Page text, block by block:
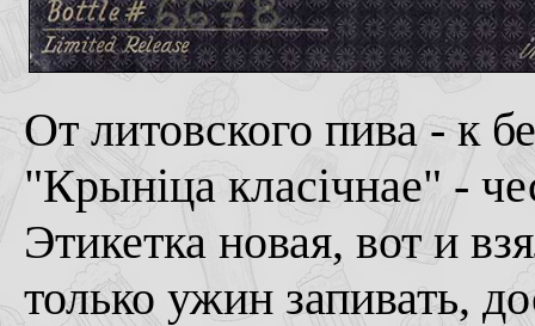
От литовского пива - к
"Крынiца класiчнае" -
Этикетка новая, вот и
только ужин запивать,